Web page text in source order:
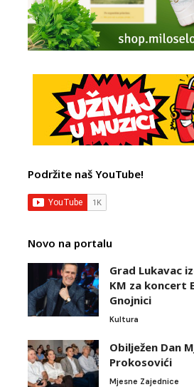
Podržite naš YouTube!
Novo na portalu
Grad Lukavac
KM za koncert
Gnojnici
Kultura
Obilježen Dan
Prokosovići
Mjesne Zajednice